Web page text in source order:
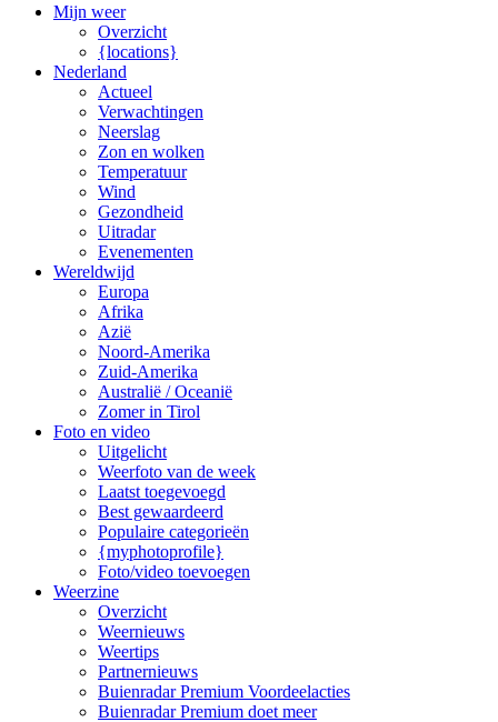
Mijn weer
Overzicht
{locations}
Nederland
Actueel
Verwachtingen
Neerslag
Zon en wolken
Temperatuur
Wind
Gezondheid
Uitradar
Evenementen
Wereldwijd
Europa
Afrika
Azië
Noord-Amerika
Zuid-Amerika
Australië / Oceanië
Zomer in Tirol
Foto en video
Uitgelicht
Weerfoto van de week
Laatst toegevoegd
Best gewaardeerd
Populaire categorieën
{myphotoprofile}
Foto/video toevoegen
Weerzine
Overzicht
Weernieuws
Weertips
Partnernieuws
Buienradar Premium Voordeelacties
Buienradar Premium doet meer